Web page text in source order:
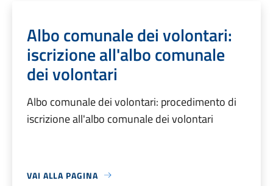
Albo comunale dei volontari:
iscrizione all'albo comunale
dei volontari
Albo comunale dei volontari: procedimento di
iscrizione all'albo comunale dei volontari
VAI ALLA PAGINA